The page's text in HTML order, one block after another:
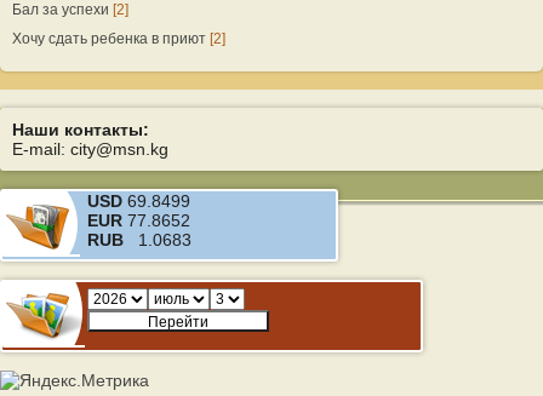
Бал за успехи [2]
Хочу сдать ребенка в приют [2]
Наши контакты:
E-mail: city@msn.kg
USD 69.8499
EUR 77.8652
RUB 1.0683